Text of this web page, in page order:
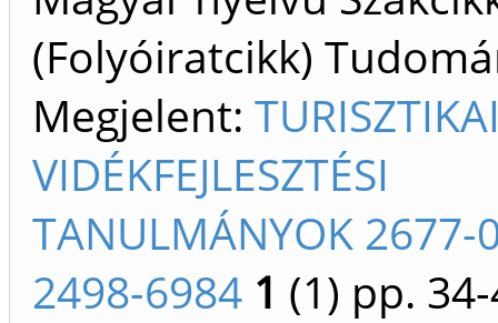
(Folyóiratcikk)
Megjelent:
VIDÉKFEJLESZTÉSI
TANULMÁNYOK 2677-
2498-6984 1 (1) pp.